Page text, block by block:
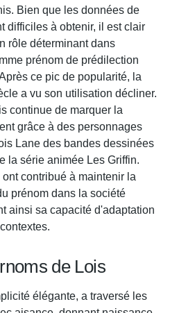
Bien que les données de
difficiles à obtenir, il est clair
rôle déterminant dans
prénom de prédilection
ce pic de popularité, la
a vu son utilisation décliner.
continue de marquer la
grâce à des personnages
Lane des bandes dessinées
la série animée Les Griffin.
contribué à maintenir la
prénom dans la société
ainsi sa capacité d'adaptation
de Lois
élégante, a traversé les